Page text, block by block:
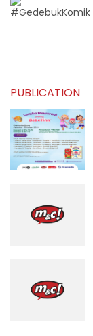
PUBLICATION